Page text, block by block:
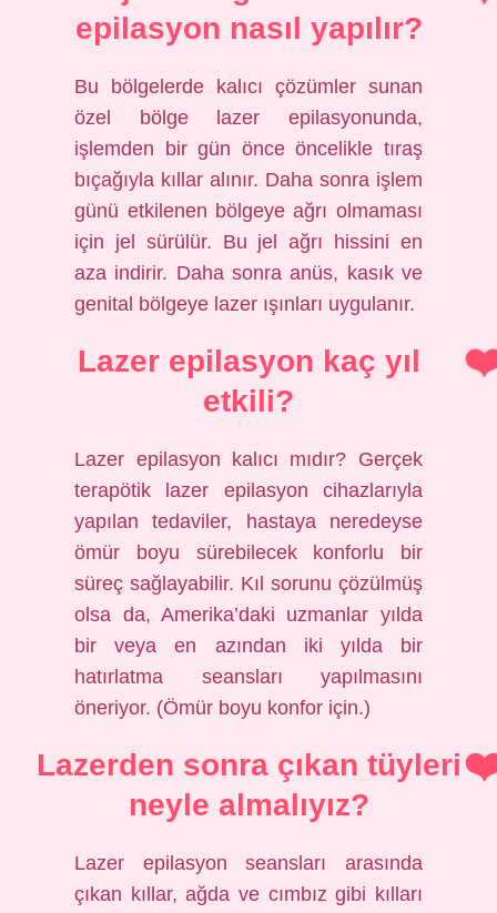
epilasyon nasıl yapılır?
Bu bölgelerde kalıcı çözümler sunan
özel bölge lazer epilasyonunda,
işlemden bir gün önce öncelikle tıraş
bıçağıyla kıllar alınır. Daha sonra işlem
günü etkilenen bölgeye ağrı olmaması
için jel sürülür. Bu jel ağrı hissini en
aza indirir. Daha sonra anüs, kasık ve
genital bölgeye lazer ışınları uygulanır.
Lazer epilasyon kaç yıl
etkili?
Lazer epilasyon kalıcı mıdır? Gerçek
terapötik lazer epilasyon cihazlarıyla
yapılan tedaviler, hastaya neredeyse
ömür boyu sürebilecek konforlu bir
süreç sağlayabilir. Kıl sorunu çözülmüş
olsa da, Amerika’daki uzmanlar yılda
bir veya en azından iki yılda bir
hatırlatma seansları yapılmasını
öneriyor. (Ömür boyu konfor için.)
Lazerden sonra çıkan tüyleri
neyle almalıyız?
Lazer epilasyon seansları arasında
çıkan kıllar, ağda ve cımbız gibi kılları